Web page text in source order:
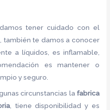
tener cuidado con el
también te damos a conocer
a líquidos, es inflamable,
es mantener o
y seguro.
circunstancias la fabrica
, tiene disponibilidad y es